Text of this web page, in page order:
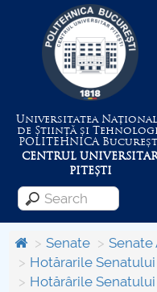
Universitatea
de Știință și
POLITEHNICA
CENTRUL
PITEȘTI
Menu
About the University
Senate
Senate
Hotărarile Senatului
Hotărârile Senatului